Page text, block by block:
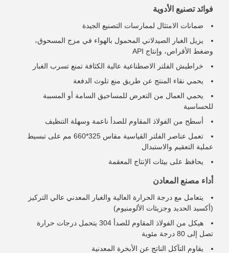
فوائد تصنيع الأدوية
ضمانات الامتثال لممارسات التصنيع الجيدة
يزيل الغبار الصيدلاني المحمول بالهواء في مزج المسحوق،
وضغط الأقراص، وإنتاج API
خراطيش الفلتر الاصطناعية عالية الكثافة تمنع تسرب الغبار
يحمي نقاء المنتج عن طريق منع تلوث الدفعة
يحمي العمال من التعرض للمساحيق السامة أو المسببة
للحساسية
أسطح من الفولاذ المقاوم للصدأ ناعمة وسهلة التنظيف
تعمل عناصر الفلتر القياسية مقاس 325*660 مم على تبسيط
عملية التعقيم والاستبدال
يحافظ على بيئات الإنتاج المعقمة
أداء مصنع المعادن
يتعامل مع درجة الحرارة العالية والغبار المعدني عالي التركيز
(أكسيد الحديد وجزيئات الألومنيوم)
هيكل من الفولاذ المقاوم للصدأ 304 يتحمل درجات حرارة
تصل إلى 80 درجة مئوية
يقاوم التآكل الناتج عن الأبخرة المعدنية